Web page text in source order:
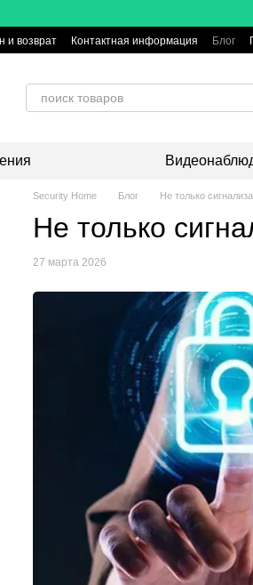
и возврат Контактная информация Блог
Security Home Блог Не только
Не только
27 марта 2026